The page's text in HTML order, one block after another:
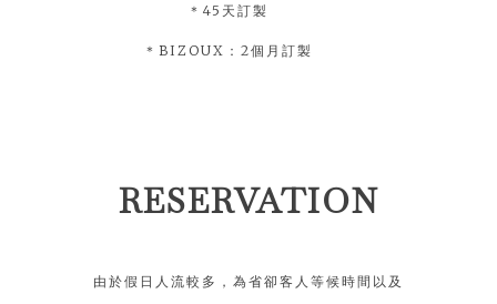
＊45天訂製
＊BIZOUX：2個月訂製
RESERVATION
由於假日人流較多，為省卻客人等候時間以及